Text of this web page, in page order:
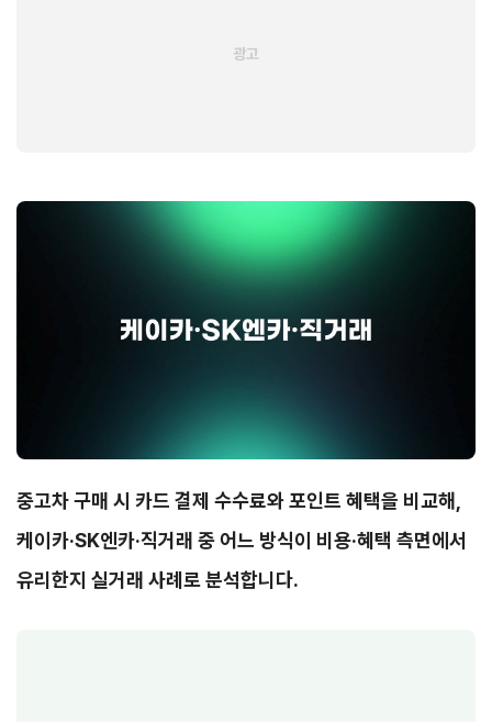
중고차 구매 시 카드 결제 수수료와 포인트 혜택을 비교해,
케이카·SK엔카·직거래 중 어느 방식이 비용·혜택 측면에서
유리한지 실거래 사례로 분석합니다.